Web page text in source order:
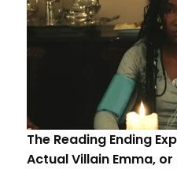
The Reading Ending
Actual Villain Emma, or